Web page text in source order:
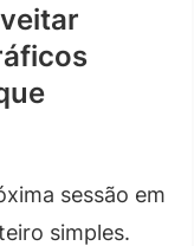
sessão em
simples.